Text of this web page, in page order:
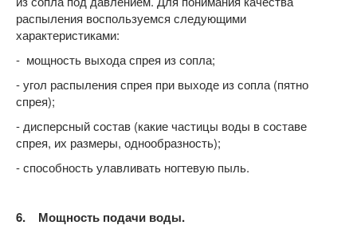
распыления воспользуемся следующими
характеристиками:
- мощность выхода спрея из сопла;
- угол распыления спрея при выходе из сопла (пятно
спрея);
- дисперсный состав (какие частицы воды в составе
спрея, их размеры, однообразность);
- способность улавливать ногтевую пыль.
6. Мощность подачи воды.